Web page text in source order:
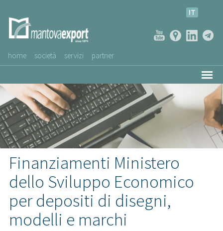
IT
home società servizi partner
AZIENDE CLIENTI
NEWS
VIDEO
SERVIZIO CLIENTI
Finanziamenti Ministero
dello Sviluppo Economico
per depositi di disegni,
modelli e marchi